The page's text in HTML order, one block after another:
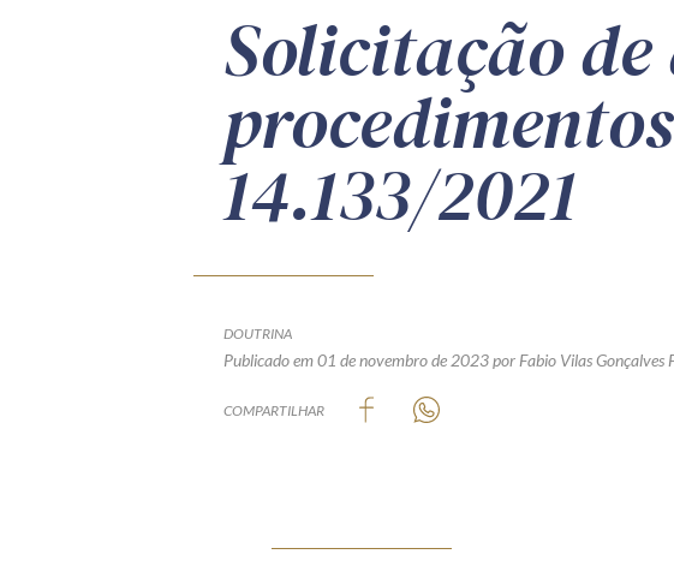
Solicitação
14.133/2021
DOUTRINA
Publicado em 01 de novembro de 2023por Fabio Vilas Gonçalves
COMPARTILHAR